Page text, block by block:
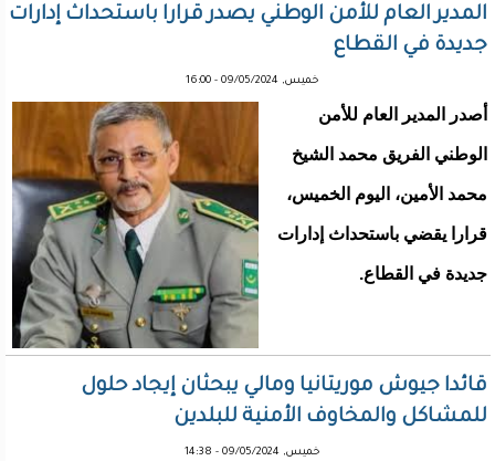
المدير العام للأمن الوطني يصدر قرارا باستحداث إدارات
جديدة في القطاع
خميس, 09/05/2024 - 16:00
أصدر المدير العام للأمن
الوطني الفريق محمد الشيخ
محمد الأمين، اليوم الخميس،
قرارا يقضي باستحداث إدارات
جديدة في القطاع.
قائدا جيوش موريتانيا ومالي يبحثان إيجاد حلول
للمشاكل والمخاوف الأمنية للبلدين
خميس, 09/05/2024 - 14:38